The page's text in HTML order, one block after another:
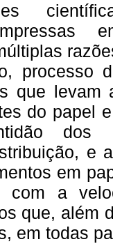
processo
que levam
do papel
dos
e
em
com a
que, além
em todas